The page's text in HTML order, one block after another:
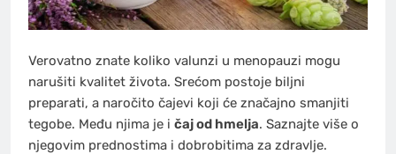
Verovatno znate koliko valunzi u menopauzi mogu
narušiti kvalitet života. Srećom postoje biljni
preparati, a naročito čajevi koji će značajno smanjiti
tegobe. Među njima je i čaj od hmelja. Saznajte više o
njegovim prednostima i dobrobitima za zdravlje.